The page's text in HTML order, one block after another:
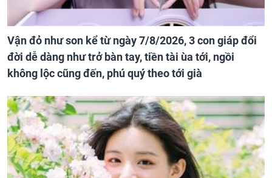
Vận đỏ như son kể từ ngày 7/8/2026, 3 con giáp đổi
đời dễ dàng như trở bàn tay, tiền tài ùa tới, ngồi
không lộc cũng đến, phú quý theo tới già